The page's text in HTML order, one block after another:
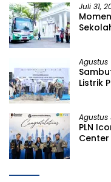
Juli 31,
Agustus
Listrik
Agustus
PLN
Center